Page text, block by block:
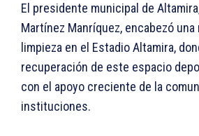
El presidente municipal de
Martínez Manríquez, encabezó una
limpieza en el Estadio Altamira,
recuperación de este espacio
con el apoyo creciente de la
instituciones.